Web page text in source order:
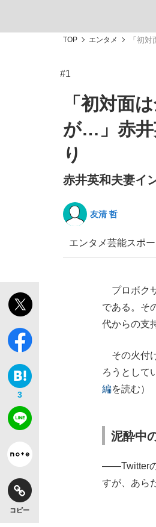
the Style
TOP エンタメ 「初
#1
「初対面
が…」赤井
り
赤井英和夫妻イ
友清 哲
エンタメ芸能スポ
3
コピー
プロボク
である。そ
代からの支
その火付
ろうとして
編を読む）
泥酔中
――Twitterの
すが、あら